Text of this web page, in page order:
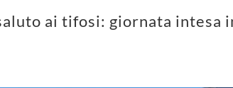
ai tifosi: giornata intesa